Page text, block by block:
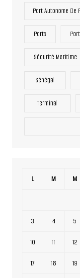
Port Autonome De
Ports
Sécurité Maritime
Sénégal
Terminal
L M M
3 4 5
10 11 12
17 18 19